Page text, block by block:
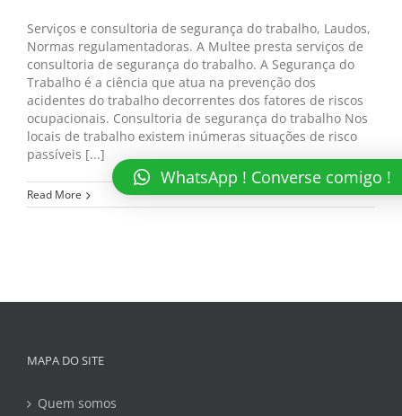
Serviços e consultoria de segurança do trabalho, Laudos,
Normas regulamentadoras. A Multee presta serviços de
consultoria de segurança do trabalho. A Segurança do
Trabalho é a ciência que atua na prevenção dos
acidentes do trabalho decorrentes dos fatores de riscos
ocupacionais. Consultoria de segurança do trabalho Nos
locais de trabalho existem inúmeras situações de risco
passíveis [...]
Read More
MAPA DO SITE
Quem somos
WhatsApp ! Converse comigo !